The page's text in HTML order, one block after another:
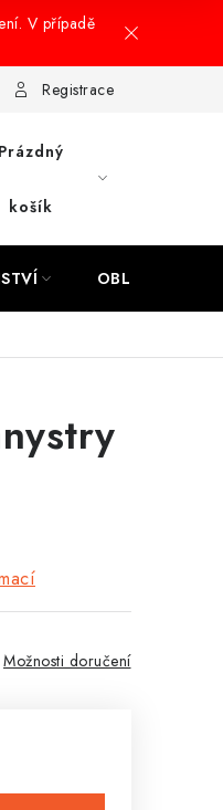
V případě
Registrace
Prázdný
košík
OBLEČENÍ
Možnosti doručení